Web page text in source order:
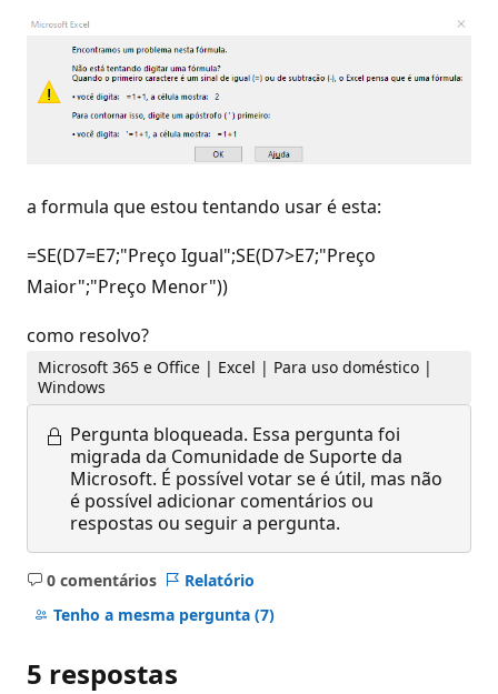
a formula que estou tentando usar é esta:
=SE(D7=E7;"Preço Igual";SE(D7>E7;"Preço
Maior";"Preço Menor"))
como resolvo?
Microsoft 365 e Office | Excel | Para uso doméstico |
Windows
Pergunta bloqueada. Essa pergunta foi
migrada da Comunidade de Suporte da
Microsoft. É possível votar se é útil, mas não
é possível adicionar comentários ou
respostas ou seguir a pergunta.
0 comentários
Sem
comentários
Relatório
Tenho a mesma pergunta (7)
5 respostas